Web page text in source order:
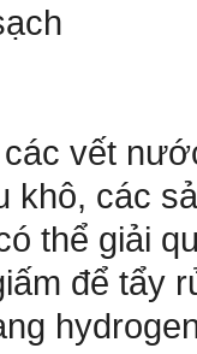
vết
khô, các
thể giải
để tẩy